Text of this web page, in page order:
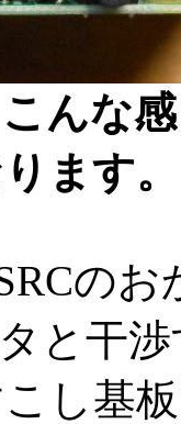
んな
ます。
の
と干
し基